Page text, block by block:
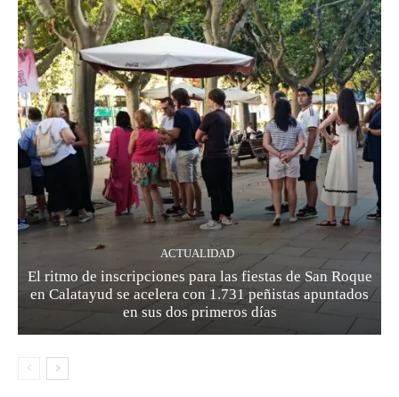
ACTUALIDAD
El ritmo de inscripciones para las fiestas de San Roque
en Calatayud se acelera con 1.731 peñistas apuntados
en sus dos primeros días